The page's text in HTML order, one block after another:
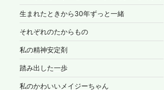
生まれたときから30年ずっと一緒
それぞれのたからもの
私の精神安定剤
踏み出した一歩
私のかわいいメイジーちゃん